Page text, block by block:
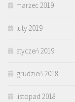
marzec 2019
luty 2019
styczeń 2019
grudzień 2018
listopad 2018